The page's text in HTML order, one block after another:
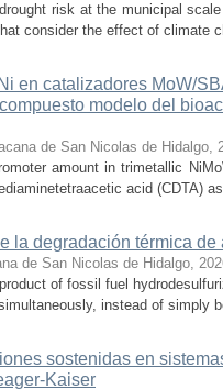
risk at the municipal
consider the effect of climate
en catalizadores MoW/
modelo del
de San Nicolas de Hidalgo,
amount in trimetallic
acid (CDTA)
la degradación térmica
de San Nicolas de Hidalgo,
of fossil fuel
instead of simply
sostenidas en
Kaiser